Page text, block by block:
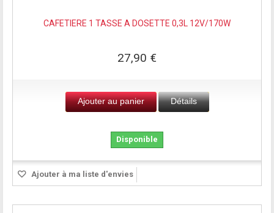
CAFETIERE 1 TASSE A DOSETTE 0,3L 12V/170W
27,90 €
Ajouter au panier Détails
Disponible
Ajouter à ma liste d'envies